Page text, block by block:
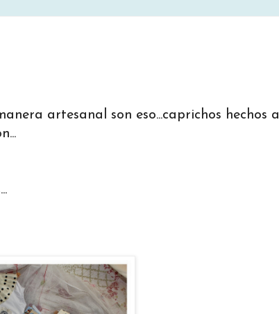
artesanal son eso...caprichos hechos a